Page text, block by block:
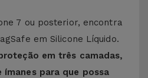
7 ou posterior, encontra
em Silicone Líquido.
em três camadas,
ímanes para que possa